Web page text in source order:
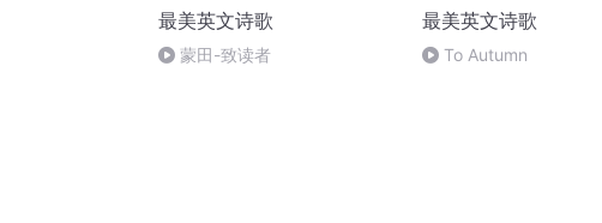
最美英文诗歌
蒙田-致读者
最美英文诗歌
To Autumn